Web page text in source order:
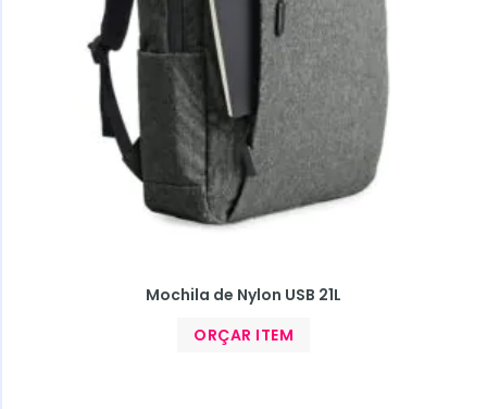
Mochila de Nylon USB 21L
ORÇAR ITEM